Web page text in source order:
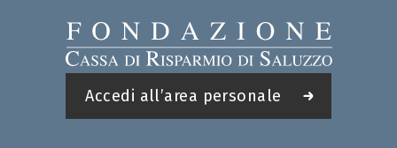
Accedi all’area personale